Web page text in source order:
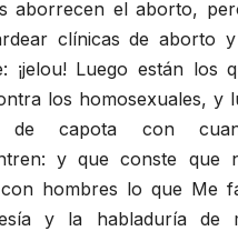
aborrecen el aborto,
clínicas de aborto
¡jelou! Luego están los
los homosexuales, y
de capota con
y que conste que
hombres lo que Me
y la habladuría de